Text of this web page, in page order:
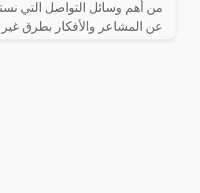
من أهم وسائل التواصل التي
عن المشاعر والأفكار بطرق